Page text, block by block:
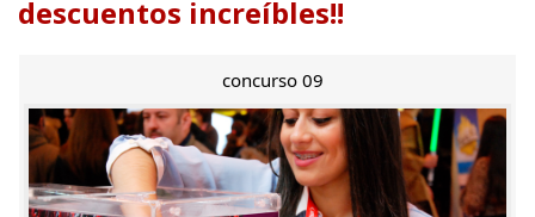
descuentos increíbles!!
concurso 09